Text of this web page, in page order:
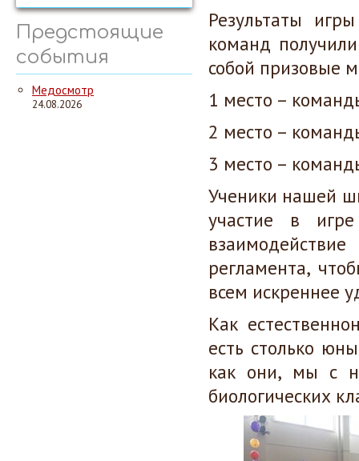
Предстоящие
события
Медосмотр
24.08.2026
Результаты
команд
собой призовые
1 место –
2 место –
3 место –
Ученики нашей
участие в
регламента,
всем искреннее
Как
есть столько
как они, мы с
биологических